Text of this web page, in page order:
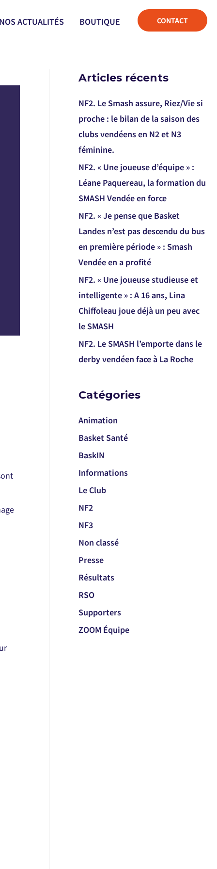
ACTUALITÉS BOUTIQUE CONTACT
Articles récents
NF2. Le Smash assure, Riez/Vie si
proche : le bilan de la saison des
clubs vendéens en N2 et N3
féminine.
NF2. « Une joueuse d’équipe » :
Léane Paquereau, la formation du
SMASH Vendée en force
NF2. « Je pense que Basket
Landes n’est pas descendu du bus
en première période » : Smash
Vendée en a profité
NF2. « Une joueuse studieuse et
intelligente » : A 16 ans, Lina
Chiffoleau joue déjà un peu avec
le SMASH
NF2. Le SMASH l’emporte dans le
derby vendéen face à La Roche
Catégories
Animation
Basket Santé
BaskIN
Informations
Le Club
NF2
NF3
Non classé
Presse
Résultats
RSO
Supporters
ZOOM Équipe